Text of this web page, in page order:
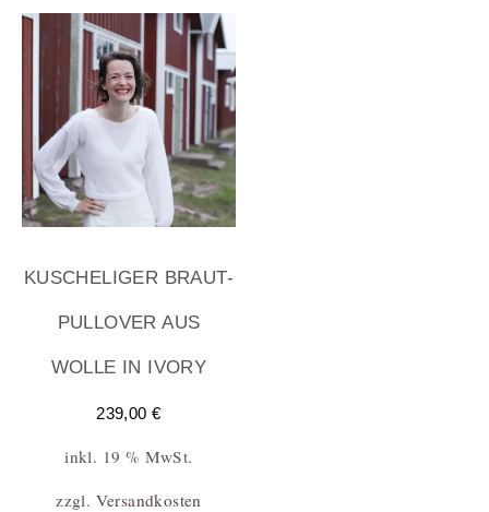
KUSCHELIGER BRAUT-
PULLOVER AUS
WOLLE IN IVORY
239,00€
inkl. 19 % MwSt.
zzgl. Versandkosten